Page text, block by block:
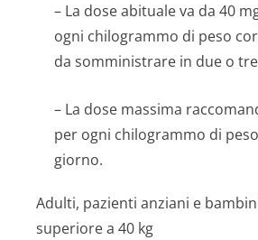
– La dose abituale va da 40
ogni chilogrammo di peso
da somministrare in due o
– La dose massima
per ogni chilogrammo di
giorno.
Adulti, pazienti anziani e
superiore a 40 kg